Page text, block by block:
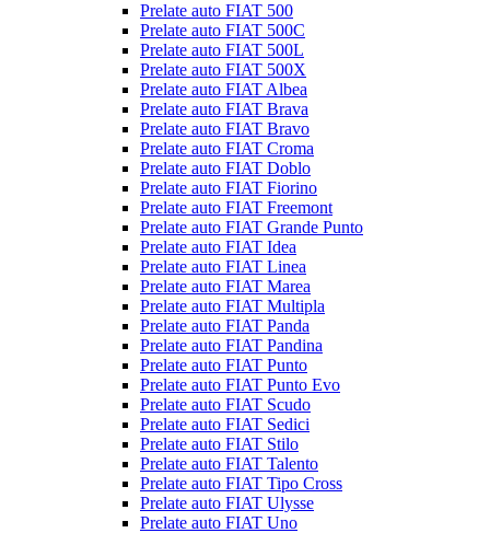
Prelate auto FIAT 500
Prelate auto FIAT 500C
Prelate auto FIAT 500L
Prelate auto FIAT 500X
Prelate auto FIAT Albea
Prelate auto FIAT Brava
Prelate auto FIAT Bravo
Prelate auto FIAT Croma
Prelate auto FIAT Doblo
Prelate auto FIAT Fiorino
Prelate auto FIAT Freemont
Prelate auto FIAT Grande Punto
Prelate auto FIAT Idea
Prelate auto FIAT Linea
Prelate auto FIAT Marea
Prelate auto FIAT Multipla
Prelate auto FIAT Panda
Prelate auto FIAT Pandina
Prelate auto FIAT Punto
Prelate auto FIAT Punto Evo
Prelate auto FIAT Scudo
Prelate auto FIAT Sedici
Prelate auto FIAT Stilo
Prelate auto FIAT Talento
Prelate auto FIAT Tipo Cross
Prelate auto FIAT Ulysse
Prelate auto FIAT Uno